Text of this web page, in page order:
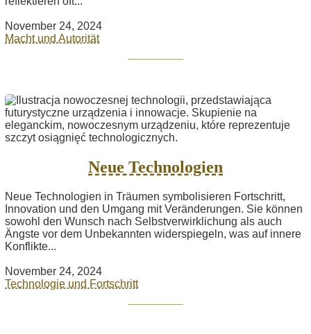
November 24, 2024
Macht und Autorität
Neue Technologien
Neue Technologien in Träumen symbolisieren Fortschritt,
Innovation und den Umgang mit Veränderungen. Sie können
sowohl den Wunsch nach Selbstverwirklichung als auch
Ängste vor dem Unbekannten widerspiegeln, was auf innere
Konflikte...
November 24, 2024
Technologie und Fortschritt